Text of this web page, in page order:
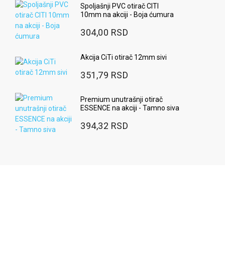
Spoljašnji PVC otirač CITI
10mm na akciji - Boja ćumura
304,00 RSD
Akcija CiTi otirač 12mm sivi
351,79 RSD
Premium unutrašnji otirač
ESSENCE na akciji - Tamno siva
394,32 RSD